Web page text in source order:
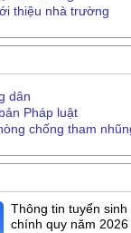
thiệu nhà trường
dân
Pháp luật
chống tham
Thông tin tuyển sinh
chính quy năm 2026